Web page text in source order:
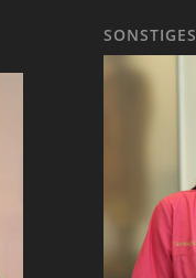
SONSTIGES